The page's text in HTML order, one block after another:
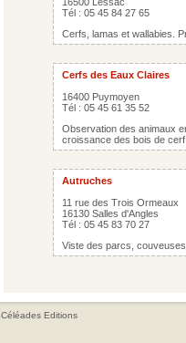
Tél : 05 45 84 27 65
Cerfs, lamas et wallabies.
Cerfs des Eaux Claires
16400 Puymoyen
Tél : 05 45 61 35 52
Observation des animaux
croissance des bois de
Autruches
11 rue des Trois Ormeaux
16130 Salles d'Angles
Tél : 05 45 83 70 27
Viste des parcs,
Céléades Editions